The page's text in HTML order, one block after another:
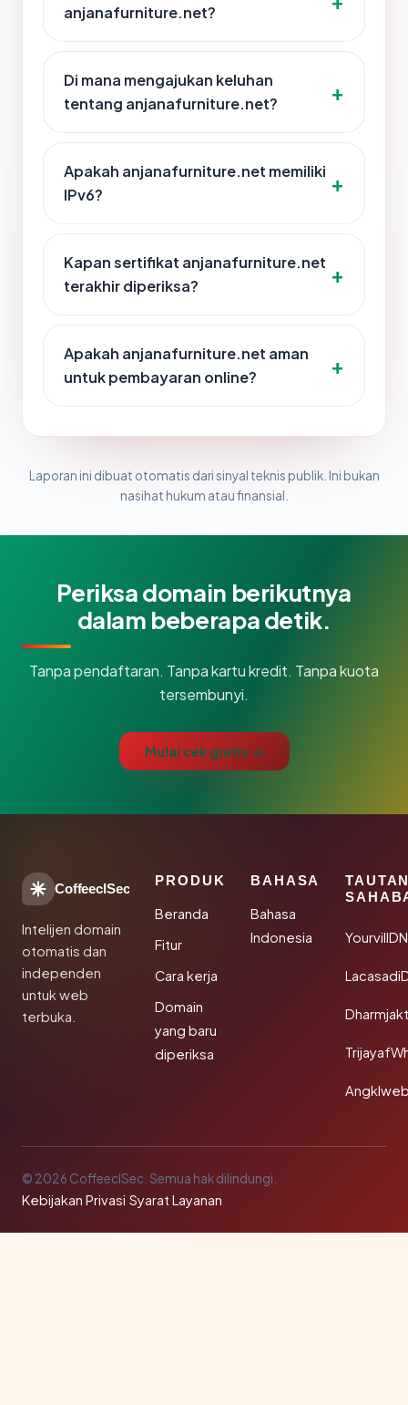
anjanafurniture.net?
Di mana mengajukan keluhan
tentang anjanafurniture.net?
Apakah anjanafurniture.net memiliki
IPv6?
Kapan sertifikat anjanafurniture.net
terakhir diperiksa?
Apakah anjanafurniture.net aman
untuk pembayaran online?
Laporan ini dibuat otomatis dari sinyal teknis publik. Ini bukan
nasihat hukum atau finansial.
Periksa domain berikutnya
dalam beberapa detik.
Tanpa pendaftaran. Tanpa kartu kredit. Tanpa kuota
tersembunyi.
Mulai cek gratis →
CoffeeclSec
Intelijen domain
otomatis dan
independen
untuk web
terbuka.
PRODUK
Beranda
Fitur
Cara kerja
Domain
yang baru
diperiksa
BAHASA
Bahasa
Indonesia
© 2026 CoffeeclSec. Semua hak dilindungi.
Kebijakan Privasi·Syarat Layanan